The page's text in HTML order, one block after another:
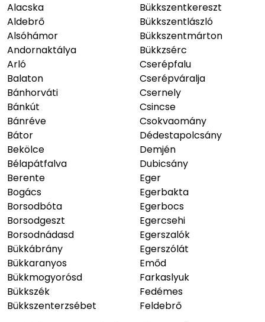
Alacska
Aldebrő
Alsóhámor
Andornaktálya
Arló
Balaton
Bánhorváti
Bánkút
Bánréve
Bátor
Bekölce
Bélapátfalva
Berente
Bogács
Borsodbóta
Borsodgeszt
Borsodnádasd
Bükkábrány
Bükkaranyos
Bükkmogyorósd
Bükkszék
Bükkszenterzsébet
Bükkszentkereszt
Bükkszentlászló
Bükkszentmárton
Bükkzsérc
Cserépfalu
Cserépváralja
Csernely
Csincse
Csokvaomány
Dédestapolcsány
Demjén
Dubicsány
Eger
Egerbakta
Egerbocs
Egercsehi
Egerszalók
Egerszólát
Emőd
Farkaslyuk
Fedémes
Feldebrő